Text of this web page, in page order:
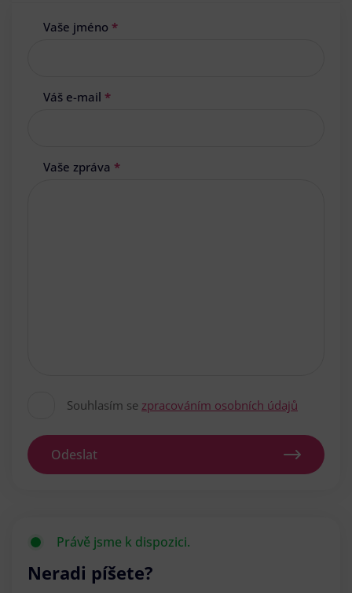
Vaše jméno *
Váš e-mail *
Vaše zpráva *
Souhlasím se zpracováním osobních údajů
Odeslat
Právě jsme k dispozici.
Neradi píšete?